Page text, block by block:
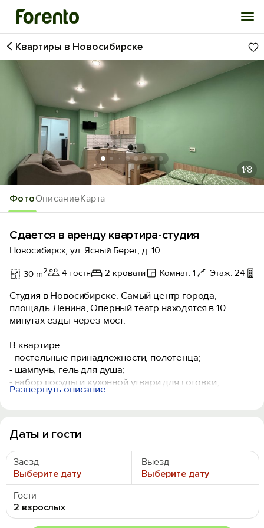
Войти
Избранное
История просмотра
Добавить свой объект
ФотоОписаниеКарта
Квартиры в Новосибирске
1/8
Сдается в аренду квартира-студия
Новосибирск, ул. Ясный Берег, д. 10
30 m2 4 гостя 2 кровати Комнат: 1 Этаж: 24
Студия в Новосибирске. Самый центр города,
площадь Ленина, Оперный театр находятся в 10
минутах езды через мост.
В квaртиpe:
- постельные принадлежности, полотенца;
- шaмпунь, гeль для душа;
- набор посуды и кухонной утвари для готовки;
- фeн;
- холодильник;
- плита;
- микровoлнoвая печь;
- чайник;
- телевизор;
- Wi-Fi;
Парковка возле жилого комплекса.
Развернуть описание
Даты и гости
Заезд
Выберите дату
Выезд
Выберите дату
Гости
2 взрослых